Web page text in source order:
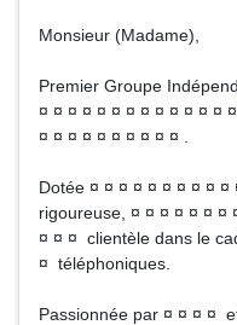
Monsieur (Madame),
Premier Groupe
¤ ¤ ¤ ¤ ¤ ¤ ¤ ¤ ¤ ¤ ¤ ¤ ¤
¤ ¤ ¤ ¤ ¤ ¤ ¤ ¤ ¤ ¤ .
Dotée ¤ ¤ ¤ ¤ ¤ ¤ ¤ ¤ ¤ ¤
rigoureuse, ¤ ¤ ¤ ¤ ¤ ¤ ¤
¤ ¤ ¤ clientèle dans le
¤ téléphoniques.
Passionnée par ¤ ¤ ¤ ¤